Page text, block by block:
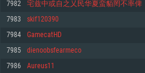
7982 宅兹中或自之乂民华夏蛮貊罔不率俾
7983 skif120390
7984 GamecatHD
7985 dienoobsfearmeco
7986 Aureus11